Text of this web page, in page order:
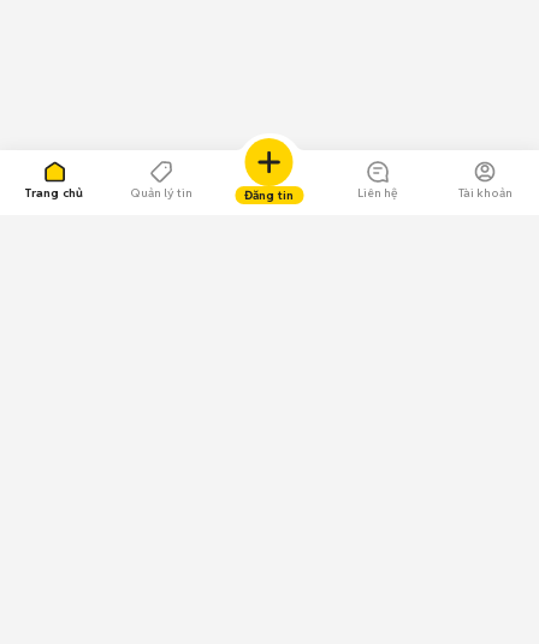
Trang chủ Quản lý tin Đăng tin Liên hệ Tài khoản